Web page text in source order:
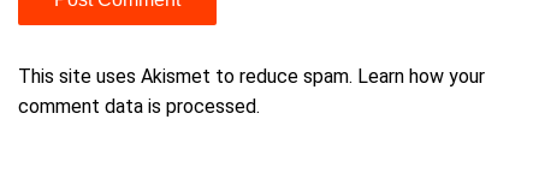
This site uses Akismet to reduce spam. Learn how your
comment data is processed.